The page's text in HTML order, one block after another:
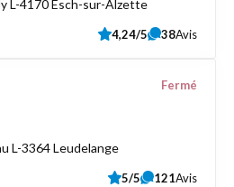
L-4170 Esch-sur-Alzette
4,24/5 38Avis
L-3364 Leudelange
Fermé
5/5 121Avis